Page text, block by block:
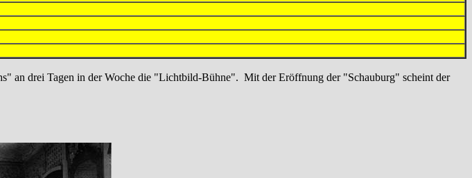
an drei Tagen in der Woche die "Lichtbild-Bühne". Mit der Eröffnung der "Schauburg" scheint der